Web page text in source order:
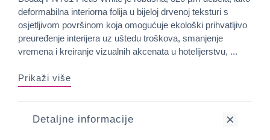
deformabilna interiorna folija u bijeloj drvenoj teksturi s
osjetljivom površinom koja omogućuje ekološki prihvatljivo
preuređenje interijera uz uštedu troškova, smanjenje
vremena i kreiranje vizualnih akcenata u hotelijerstvu, ...
Prikaži više
Detaljne informacije